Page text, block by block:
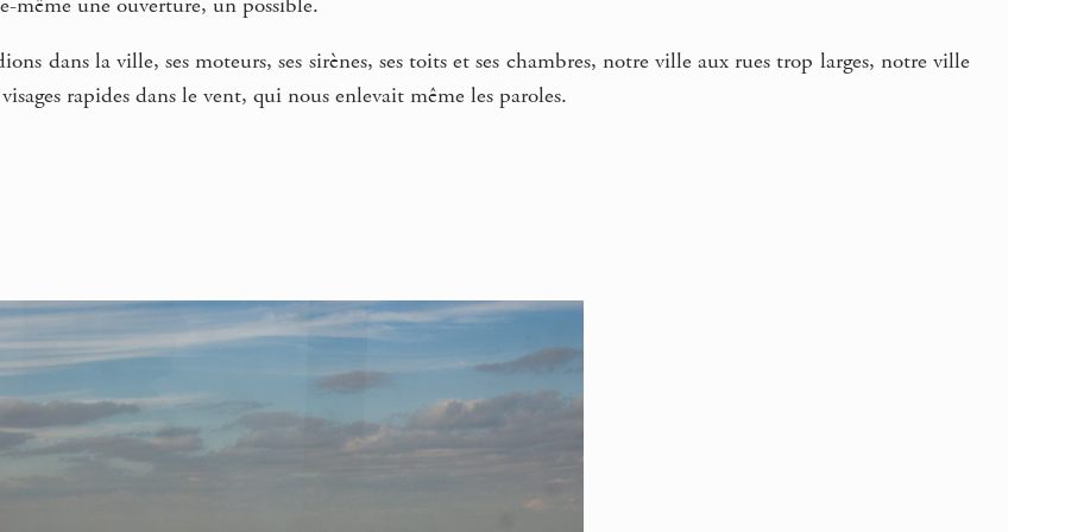
dans la ville, ses moteurs, ses sirènes, ses toits et ses chambres, notre ville aux rues trop larges, notre ville
rapides dans le vent, qui nous enlevait même les paroles.